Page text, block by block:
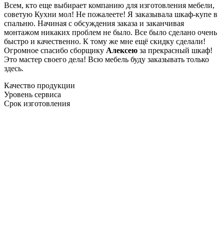
Всем, кто еще выбирает компанию для изготовления мебели,
советую Кухни мол! Не пожалеете! Я заказывала шкаф-купе в
спальню. Начиная с обсуждения заказа и заканчивая
монтажом никаких проблем не было. Все было сделано очень
быстро и качественно. К тому же мне ещё скидку сделали!
Огромное спасибо сборщику Алексею за прекрасный шкаф!
Это мастер своего дела! Всю мебель буду заказывать только
здесь.
Качество продукции
Уровень сервиса
Срок изготовления